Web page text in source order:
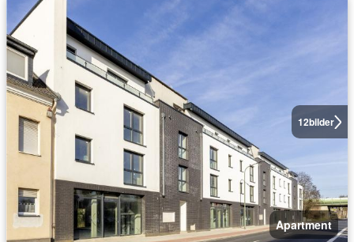
12bilder
Apartment